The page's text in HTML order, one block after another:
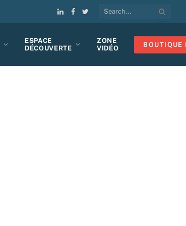
LinkedIn
Facebook
Twitter
ESPACE
DÉCOUVERTE
ZONE
VIDÉO
BOUTIQUE